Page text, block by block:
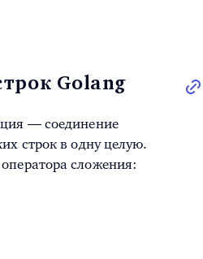
Golang
— соединение
строк в одну целую.
сложения: